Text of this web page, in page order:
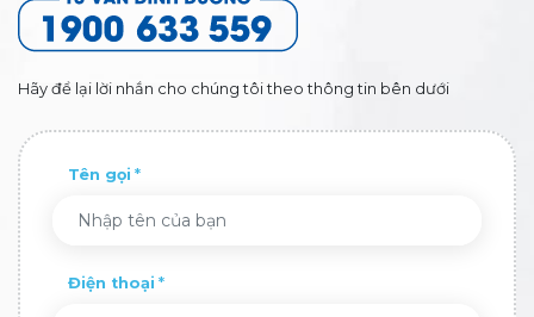
Hãy để lại lời nhắn cho chúng tôi theo thông tin bên dưới
Tên gọi
Điện thoại